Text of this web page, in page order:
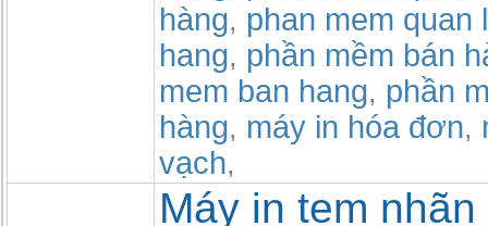
hàng, phan mem quan
hang, phần mềm bán
mem ban hang, phần
hàng, máy in hóa đơn,
vạch,
Máy in tem nhãn